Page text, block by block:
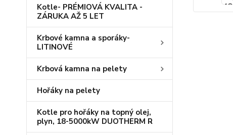
Kotle- PRÉMIOVÁ KVALITA -
ZÁRUKA AŽ 5 LET
Krbové kamna a sporáky-
LITINOVÉ
Krbová kamna na pelety
Hořáky na pelety
Kotle pro hořáky na topný olej,
plyn, 18-5000kW DUOTHERM R